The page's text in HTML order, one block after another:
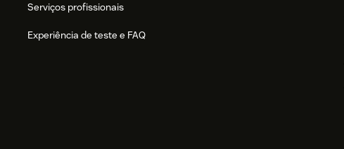
Serviços profissionais
Experiência de teste e FAQ